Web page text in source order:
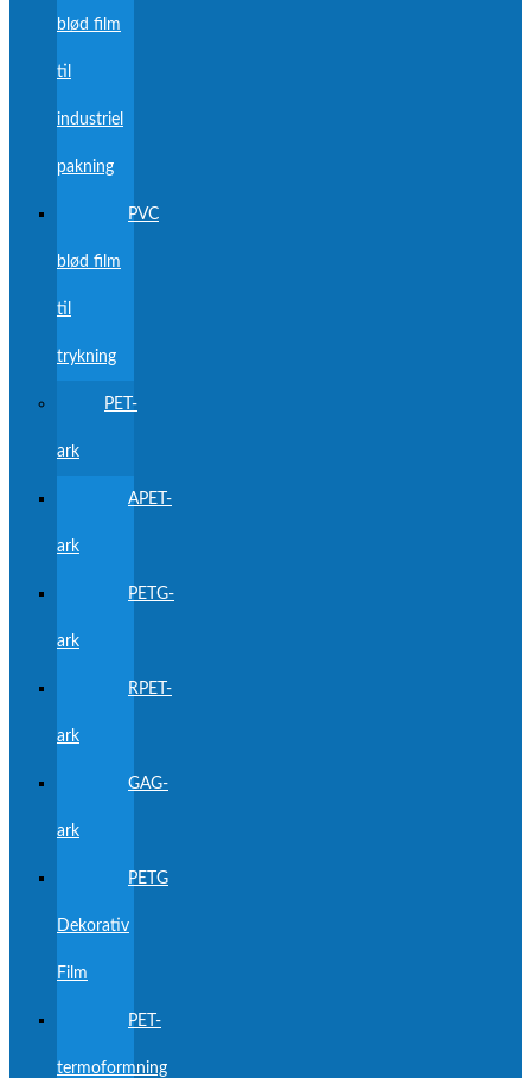
blød film
til
industriel
pakning
PVC
blød film
til
trykning
PET-
ark
APET-
ark
PETG-
ark
RPET-
ark
GAG-
ark
PETG
Dekorativ
Film
PET-
termoformning